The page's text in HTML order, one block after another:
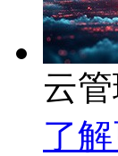
云
了